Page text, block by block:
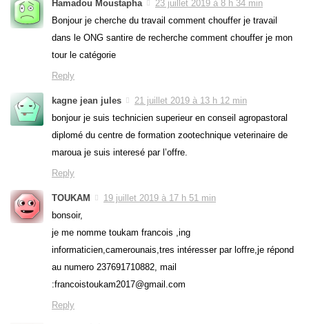
Hamadou Moustapha
23 juillet 2019 à 8 h 34 min
Bonjour je cherche du travail comment chouffer je travail
dans le ONG santire de recherche comment chouffer je mon
tour le catégorie
Reply
kagne jean jules
21 juillet 2019 à 13 h 12 min
bonjour je suis technicien superieur en conseil agropastoral
diplomé du centre de formation zootechnique veterinaire de
maroua je suis interesé par l’offre.
Reply
TOUKAM
19 juillet 2019 à 17 h 51 min
bonsoir,
je me nomme toukam francois ,ing
informaticien,camerounais,tres intéresser par loffre,je répond
au numero 237691710882, mail
:francoistoukam2017@gmail.com
Reply